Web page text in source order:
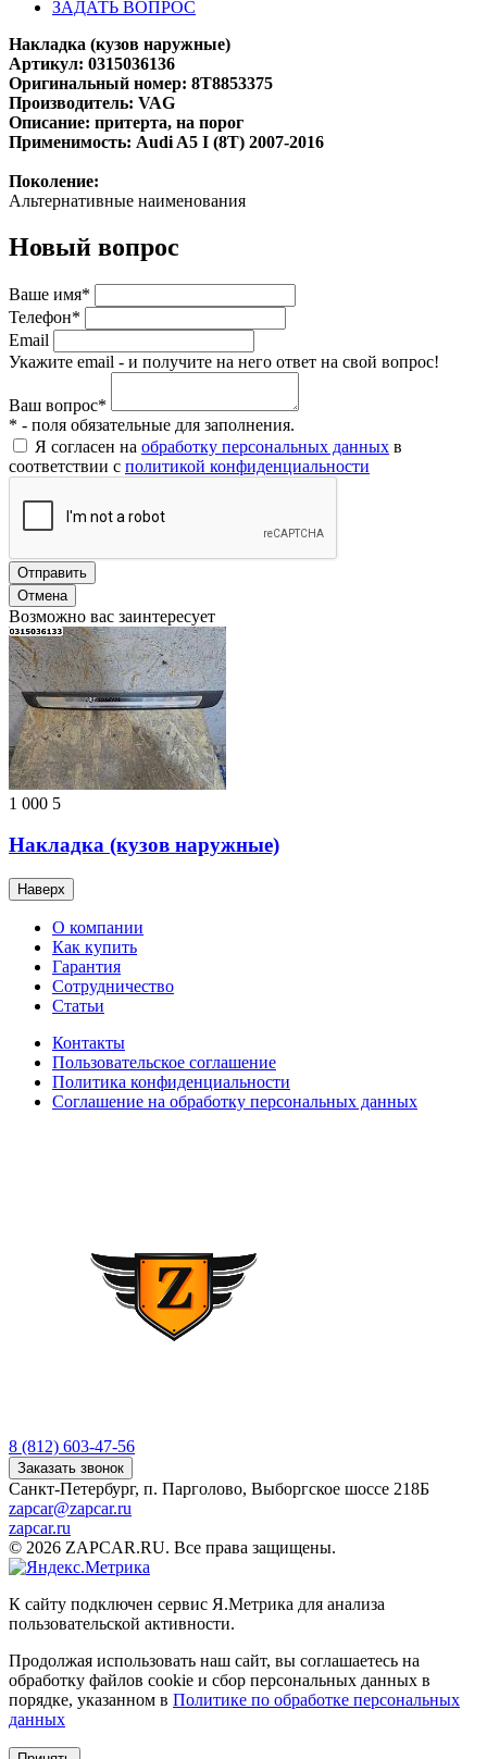
ЗАДАТЬ ВОПРОС
Накладка (кузов наружные)
Артикул: 0315036136
Оригинальный номер: 8T8853375
Производитель: VAG
Описание: притерта, на порог
Применимость: Audi A5 I (8T) 2007-2016
Поколение:
Альтернативные наименования
Новый вопрос
Ваше имя*
Телефон*
Email
Укажите email - и получите на него ответ на свой вопрос!
Ваш вопрос*
* - поля обязательные для заполнения.
Я согласен на обработку персональных данных в
соответствии с политикой конфиденциальности
Отправить
Отмена
Возможно вас заинтересует
1 000 5
Накладка (кузов наружные)
Наверх
О компании
Как купить
Гарантия
Сотрудничество
Статьи
Контакты
Пользовательское соглашение
Политика конфиденциальности
Соглашение на обработку персональных данных
8 (812) 603-47-56
Заказать звонок
Санкт-Петербург, п. Парголово, Выборгское шоссе 218Б
zapcar@zapcar.ru
zapcar.ru
© 2026 ZAPCAR.RU. Все права защищены.
К сайту подключен сервис Я.Метрика для анализа
пользовательской активности.
Продолжая использовать наш сайт, вы соглашаетесь на
обработку файлов cookie и сбор персональных данных в
порядке, указанном в Политике по обработке персональных
данных